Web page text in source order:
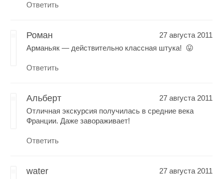
Ответить
Роман
27 августа 2011
Арманьяк — действительно классная штука! 😛
Ответить
Альберт
27 августа 2011
Отличная экскурсия получилась в средние века
Франции. Даже завораживает!
Ответить
water
27 августа 2011